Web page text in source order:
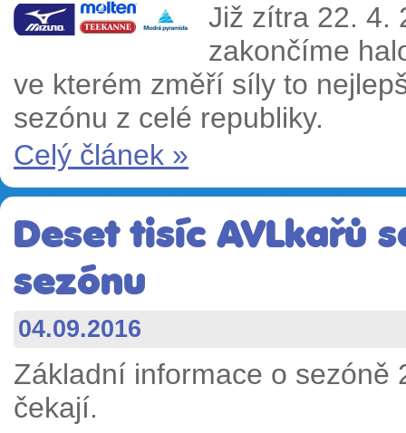
Již zítra 22. 4.
zakončíme
ve kterém změří síly to
sezónu z celé republiky.
Celý článek »
Deset tisíc AVLkařů
sezónu
04.09.2016
Základní informace o sezóně
čekají.